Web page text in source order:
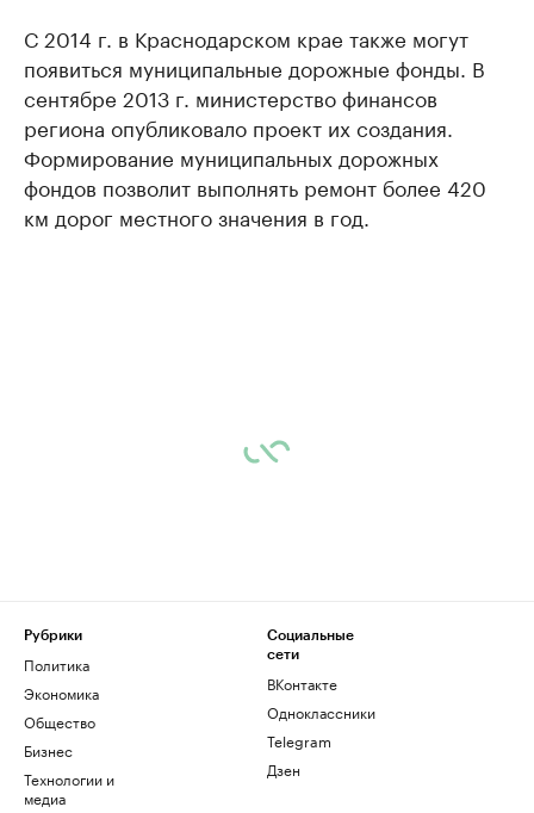
С 2014 г. в Краснодарском крае также могут
появиться муниципальные дорожные фонды. В
сентябре 2013 г. министерство финансов
региона опубликовало проект их создания.
Формирование муниципальных дорожных
фондов позволит выполнять ремонт более 420
км дорог местного значения в год.
Рубрики
Политика
Экономика
Общество
Бизнес
Технологии и
медиа
Социальные
сети
ВКонтакте
Одноклассники
Telegram
Дзен